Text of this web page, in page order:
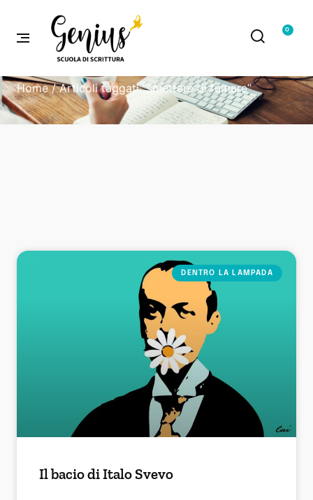
0
Home/ Articoli taggati “smettere di fumare”
DENTRO LA LAMPADA
Il bacio di Italo Svevo